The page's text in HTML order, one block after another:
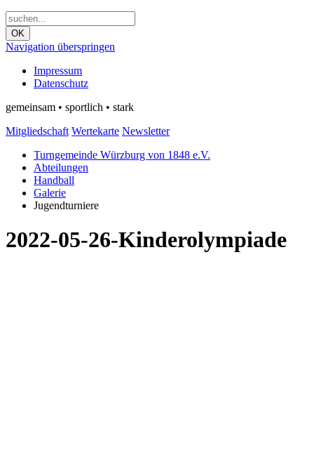
OK
Navigation überspringen
Impressum
Datenschutz
gemeinsam • sportlich • stark
Mitgliedschaft Wertekarte Newsletter
Turngemeinde Würzburg von 1848 e.V.
Abteilungen
Handball
Galerie
Jugendturniere
2022-05-26-Kinderolympiade